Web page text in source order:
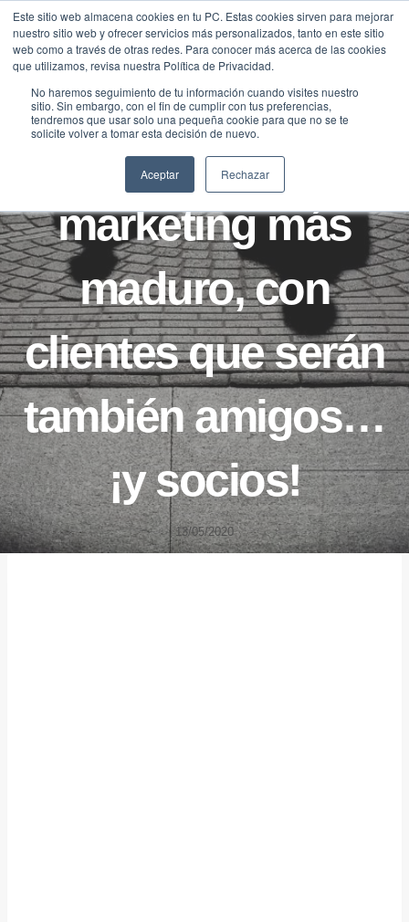
Este sitio web almacena cookies en tu PC. Estas cookies sirven para mejorar
nuestro sitio web y ofrecer servicios más personalizados, tanto en este sitio
web como a través de otras redes. Para conocer más acerca de las cookies
que utilizamos, revisa nuestra Política de Privacidad.
No haremos seguimiento de tu información cuando visites nuestro
sitio. Sin embargo, con el fin de cumplir con tus preferencias,
tendremos que usar solo una pequeña cookie para que no se te
solicite volver a tomar esta decisión de nuevo.
Aceptar Rechazar
Saltar
contenido
BLOG
Hacia un
marketing más
maduro, con
clientes que serán
también amigos…
¡y socios!
13/05/2020
Traducir »